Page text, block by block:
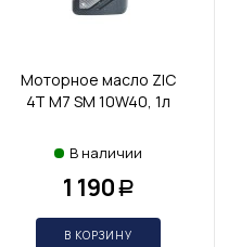
Моторное масло ZIC
4T M7 SM 10W40, 1л
В наличии
1 190 Р
В КОРЗИНУ